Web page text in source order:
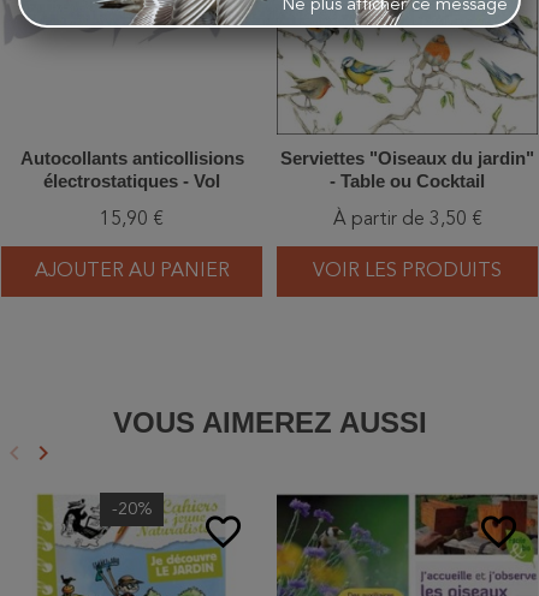
Autocollants anticollisions
électrostatiques - Vol
15,90 €
AJOUTER AU PANIER
Serviettes "Oiseaux du jardin"
- Table ou Cocktail
À partir de 3,50 €
VOIR LES PRODUITS
VOUS AIMEREZ AUSSI
Précédent
keyboard_arrow_left Suivant
keyboard_arrow_right
favorite_border
-20%
favorite_border
Ne plus afficher ce message